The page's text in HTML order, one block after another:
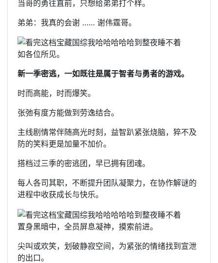
当哥的勇往直前，只想给弟弟打个样。
弟弟：我真的会谢 …… 谢伟霆哥。
如各位所见。
新一季密逃，一如既往是属于智者与勇者的游戏。
时而高能，时而爆笑。
张弛有度方能做到劳逸结合。
主线剧情常伴随高光时刻，益智趴紧张烧脑，猝不及
防的笑料更是加量不加价。
搭档过三季的密逃团，早已拥有团魂。
每人各司其职，不断提升团队凝聚力，在协作解谜的
进程中收获成长与快乐。
置身黑暗中，全员屏息凝神，摸索前进。
尖叫或欢笑，划破静寂空间，为紧张的情绪找到宣泄
的出口。